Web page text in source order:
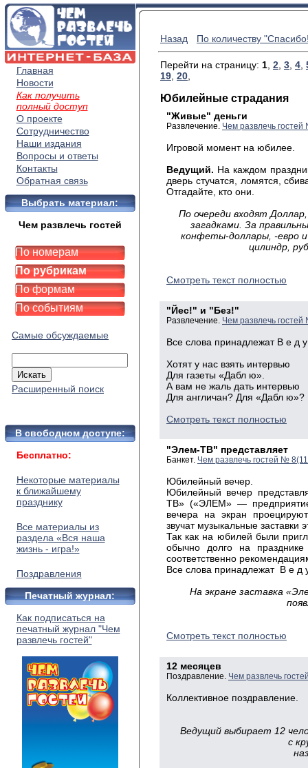
Главная
Новости
Как получить
полный доступ
О проекте
Сотрудничество
Наши издания
Вопросы и ответы
Контакты
Обратная связь
Выбрать материал:
Чем развлечь гостей
По номерам
По рубрикам
По формам
По событиям
Самые обсуждаемые
Расширенный поиск
В свободном доступе:
Бесплатно:
Некоторые материалы
к ближайшему
празднику
Все материалы из
раздела «Вся наша
жизнь - игра!»
Поздравления
Печатный журнал:
Как подписаться на
печатный журнал "Чем
развлечь гостей"
Назад По количеству
Перейти на страницу: 1 2 3 4
19 20
Юбилейные страдания
"Живые" деньги
Развлечение. Чем развлечь
Игровой момент на юбилее.
Ведущий. На каждом
дверь стучатся, ломятся,
Отгадайте, кто они.
По очереди входят
загадками. За
конфеты-доллары, -евро
цилиндр,
Смотреть текст полностью
"Йес!" и "Без!"
Развлечение. Чем развлечь
Все слова принадлежат В е д
Хотяту нас взять интервью
Для газеты «Дабл ю».
А вам не жаль дать интервью
Для англичан? Для «Дабл ю»?
Смотреть текст полностью
"Элем-ТВ" представляет
Банкет. Чем развлечь гостей №
Юбилейный вечер.
Юбилейный вечер
ТВ» («ЭЛЕМ» —
вечера на экран
звучат музыкальные заставки
Так как на юбилей были
обычно долго на
соответственно
Все слова принадлежат В е д
На экране заставка
Смотреть текст полностью
12 месяцев
Поздравление. Чем развлечь
Коллективное поздравление.
Ведущий выбирает 12
с